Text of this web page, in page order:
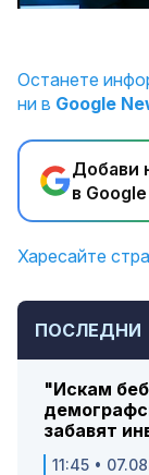
Останете
ни в Google
Добави
в Google
Харесайте
ПОСЛЕДНИ
"Искам
забавят
11:45 •